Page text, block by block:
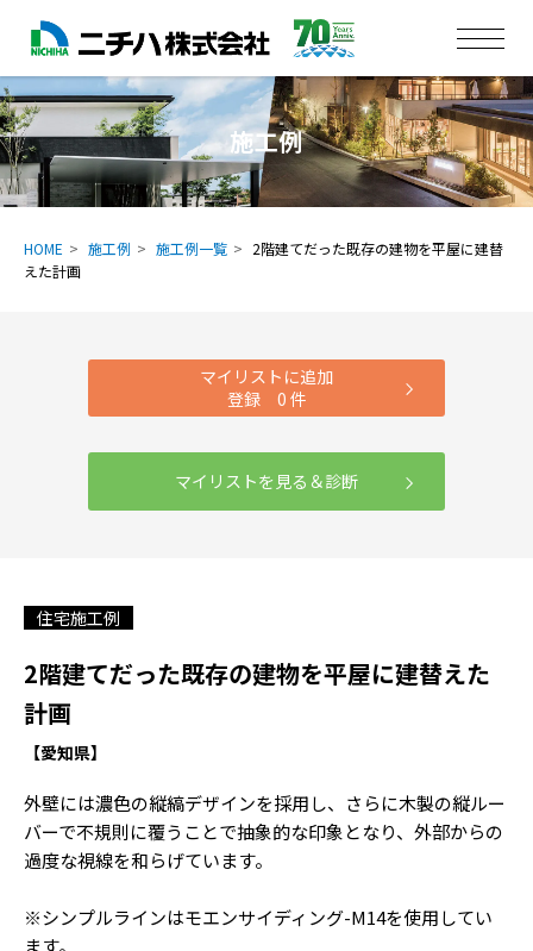
施工例
HOME 施工例 施工例一覧
2階建てだった既存の建物を平屋に建替
えた計画
マイリストに追加
登録 0 件
マイリストを見る＆診断
住宅施工例
2階建てだった既存の建物を平屋に建替えた
計画
【愛知県】
外壁には濃色の縦縞デザインを採用し、さらに木製の縦ルー
バーで不規則に覆うことで抽象的な印象となり、外部からの
過度な視線を和らげています。
※シンプルラインはモエンサイディング-M14を使用してい
ます。